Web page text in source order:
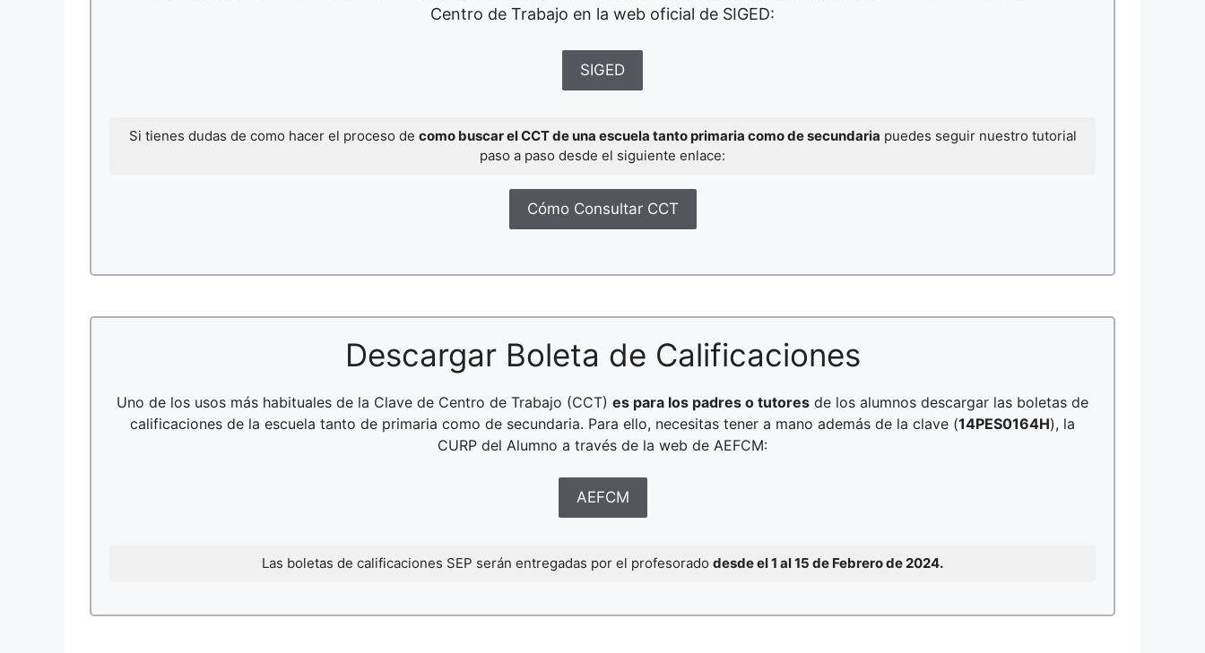
Centro de Trabajo en la web oficial de SIGED:
SIGED
Si tienes dudas de como hacer el proceso de como buscar el CCT de una escuela tanto primaria como de secundaria puedes seguir nuestro tutorial
paso a paso desde el siguiente enlace:
Cómo Consultar CCT
Descargar Boleta de Calificaciones
Uno de los usos más habituales de la Clave de Centro de Trabajo (CCT) es para los padres o tutores de los alumnos descargar las boletas de
calificaciones de la escuela tanto de primaria como de secundaria. Para ello, necesitas tener a mano además de la clave (14PES0164H), la
CURP del Alumno a través de la web de AEFCM:
AEFCM
Las boletas de calificaciones SEP serán entregadas por el profesorado desde el 1 al 15 de Febrero de 2024.